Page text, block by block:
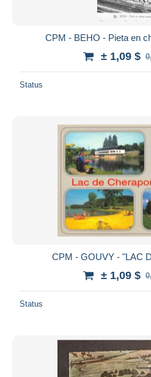
CPM - BEHO - Pieta en
± 1,09 $
Status
CPM - GOUVY - "LAC
± 1,09 $
Status